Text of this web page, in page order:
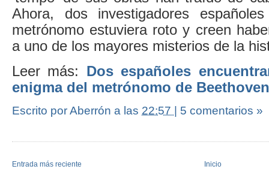
Ahora, dos investigadores
metrónomo estuviera roto y creen
a uno de los mayores misterios de la
Leer más: Dos españoles
enigma del metrónomo de Beethoven
Escrito por Aberrón a las 22:57 | 5 comentarios »
Entrada más reciente Inicio